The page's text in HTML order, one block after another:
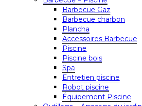
Barbecue Gaz
Barbecue charbon
Plancha
Accessoires Barbecue
Piscine
Piscine bois
Spa
Entretien piscine
Robot piscine
Équipement Piscine